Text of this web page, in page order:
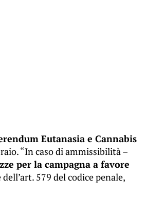
Eutanasia e Cannabis
“In caso di ammissibilità –
per la campagna a favore
579 del codice penale,